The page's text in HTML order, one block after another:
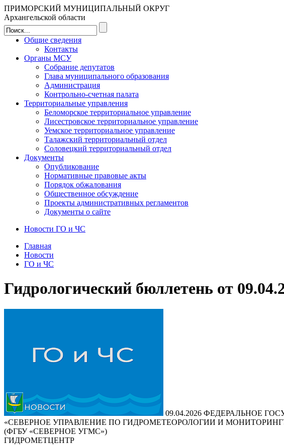
ПРИМОРСКИЙ МУНИЦИПАЛЬНЫЙ ОКРУГ
Архангельской области
Общие сведения
Контакты
Органы МСУ
Собрание депутатов
Глава муниципального образования
Администрация
Контрольно-счетная палата
Территориальные управления
Беломорское территориальное управление
Лисестровское территориальное управление
Уемское территориальное управление
Талажский территориальный отдел
Соловецкий территориальный отдел
Документы
Опубликование
Нормативные правовые акты
Порядок обжалования
Общественное обсуждение
Проекты административных регламентов
Документы о сайте
Новости ГО и ЧС
Главная
Новости
ГО и ЧС
Гидрологический бюллетень от
09.04.2026 ФЕДЕРАЛЬНОЕ
«СЕВЕРНОЕ УПРАВЛЕНИЕ ПО ГИДРОМЕТЕОРОЛОГИИ И
(ФГБУ «СЕВЕРНОЕ УГМС»)
ГИДРОМЕТЦЕНТР